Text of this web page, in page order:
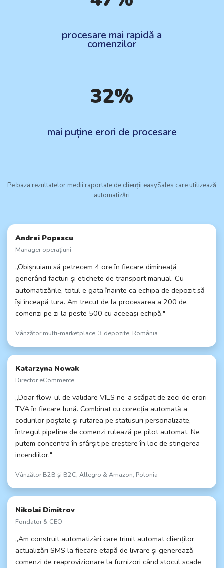
procesare mai rapidă a
comenzilor
32%
mai puține erori de procesare
Pe baza rezultatelor medii raportate de clienții easySales care utilizează
automatizări
Andrei Popescu
Manager operațiuni
„Obișnuiam să petrecem 4 ore în fiecare dimineață
generând facturi și etichete de transport manual. Cu
automatizările, totul e gata înainte ca echipa de depozit să
își înceapă tura. Am trecut de la procesarea a 200 de
comenzi pe zi la peste 500 cu aceeași echipă."
Vânzător multi-marketplace, 3 depozite, România
Katarzyna Nowak
Director eCommerce
„Doar flow-ul de validare VIES ne-a scăpat de zeci de erori
TVA în fiecare lună. Combinat cu corecția automată a
codurilor poștale și rutarea pe statusuri personalizate,
întregul pipeline de comenzi rulează pe pilot automat. Ne
putem concentra în sfârșit pe creștere în loc de stingerea
incendiilor."
Vânzător B2B și B2C, Allegro & Amazon, Polonia
Nikolai Dimitrov
Fondator & CEO
„Am construit automatizări care trimit automat clienților
actualizări SMS la fiecare etapă de livrare și generează
comenzi de reaprovizionare la furnizori când stocul scade